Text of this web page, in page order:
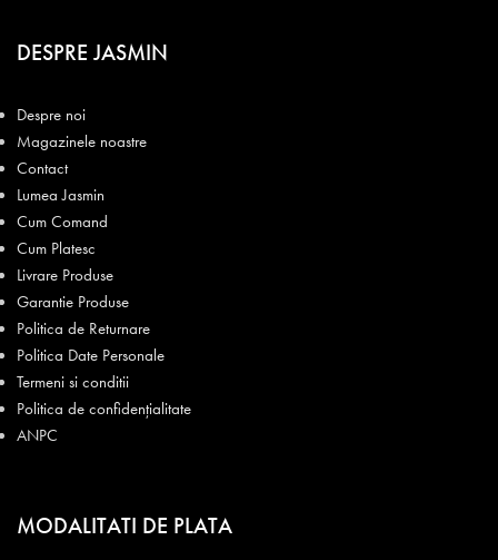
DESPRE JASMIN
Despre noi
Magazinele noastre
Contact
Lumea Jasmin
Cum Comand
Cum Platesc
Livrare Produse
Garantie Produse
Politica de Returnare
Politica Date Personale
Termeni si conditii
Politica de confidențialitate
ANPC
MODALITATI DE PLATA